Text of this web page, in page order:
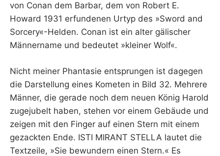
von Conan dem Barbar, dem von Robert E.
Howard 1931 erfundenen Urtyp des »Sword and
Sorcery«-Helden. Conan ist ein alter gälischer
Männername und bedeutet »kleiner Wolf«.
Nicht meiner Phantasie entsprungen ist dagegen
die Darstellung eines Kometen in Bild 32. Mehrere
Männer, die gerade noch dem neuen König Harold
zugejubelt haben, stehen vor einem Gebäude und
zeigen mit den Finger auf einen Stern mit einem
gezackten Ende. ISTI MIRANT STELLA lautet die
Textzeile, »Sie bewundern einen Stern.« Es